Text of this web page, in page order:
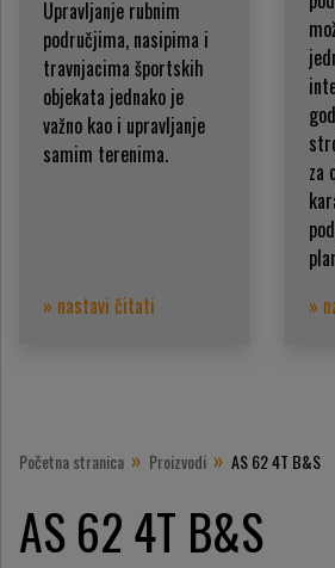
Upravljanje rubnim
područjima, nasipima i
travnjacima športskih
objekata jednako je
važno kao i upravljanje
samim terenima.
» nastavi čitati
za
»
Početna stranica » Proizvodi » AS 62 4T B&S
AS 62 4T B&S